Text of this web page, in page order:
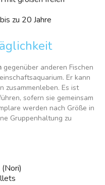
zu 20 Jahre
gegenüber anderen Fischen
Er kann
zusammenleben. Es ist
sofern sie gemeinsam
werden nach Größe in
Gruppenhaltung zu